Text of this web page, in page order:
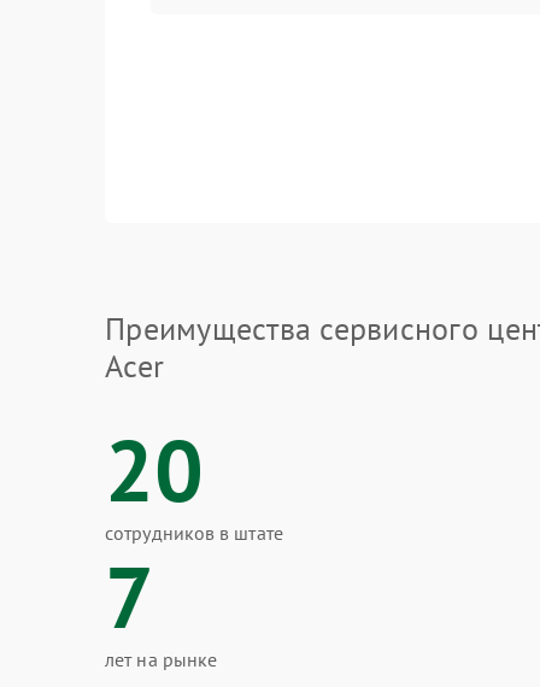
Преимущества сервисного
Acer
20
сотрудников в штате
7
лет на рынке